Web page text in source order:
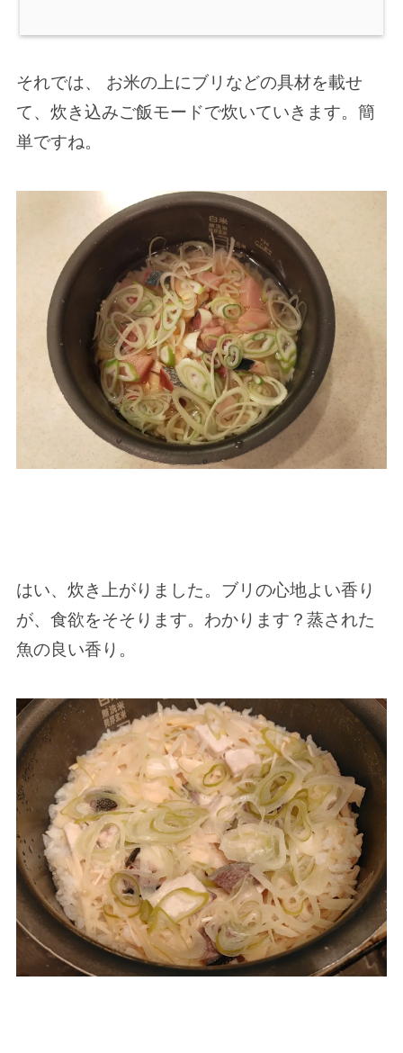
それでは、 お米の上にブリなどの具材を載せ
て、炊き込みご飯モードで炊いていきます。簡
単ですね。
はい、炊き上がりました。ブリの心地よい香り
が、食欲をそそります。わかります？蒸された
魚の良い香り。